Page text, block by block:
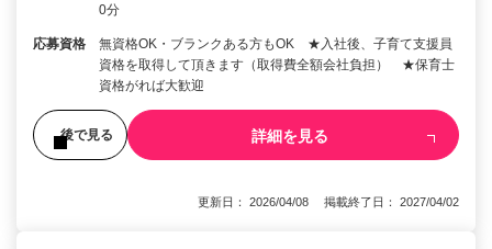
0分
応募資格
無資格OK・ブランクある方もOK ★入社後、子育て支援員
資格を取得して頂きます（取得費全額会社負担） ★保育士
資格がれば大歓迎
後で見る 詳細を見る
更新日： 2026/04/08 掲載終了日： 2027/04/02